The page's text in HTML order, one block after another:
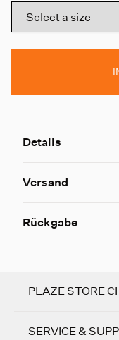
Details
Versand
Rückgabe
PLAZE STORE
SERVICE &